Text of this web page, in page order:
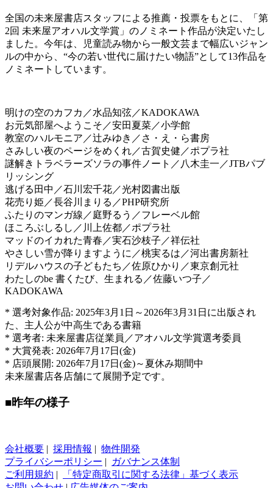
全国の未来屋書店スタッフによる推薦・投票をもとに、「第
2回 未来屋アオハル文学賞」のノミネート作品が決定いたし
ました。今年は、児童読み物から一般文芸まで幅広いジャン
ルの中から、“今の若い世代に届けたい物語”として13作品を
ノミネートしています。
明けの空のカフカ／水品知弦／KADOKAWA
お元気部屋へようこそ／安田夏菜／小学館
教室のハルモニア／辻みゆき／さ・え・ら書房
さみしい夜のページをめくれ／古賀史健／ポプラ社
謎解きトラベラーズソラの事件ノート／八木圭一／JTBパブ
リッシング
逃げる田中／石川宏千花／光村図書出版
花売り姫／長谷川まりる／PHP研究所
ふたりのマンガ線／庭野るう／フレーベル館
ほころぶしるし／川上佐都／ポプラ社
マッドのイカれた青春／実石沙枝子／祥伝社
やさしい雪が降りますように／桃実るは／河出書房新社
リデルハウスの子どもたち／佐原ひかり／東京創元社
わたしのbe 書くたび、生まれる／佐藤いつ子／
KADOKAWA
* 選考対象作品: 2025年3月1日～2026年3月31日に出版され
た、主人公が中高生である書籍
* 選考者: 未来屋書店従業員／アオハル文学賞選考委員
* 大賞発表: 2026年7月17日(金)
* 店頭展開: 2026年7月17日(金)～夏休み期間中
未来屋書店各店舗にて展開予定です。
■昨年の様子
会社概要 | 採用情報 | 物件開発
プライバシーポリシー |
ガバナンス体制
ご利用規約 |
「特定商取引に関する法律」基づく表示